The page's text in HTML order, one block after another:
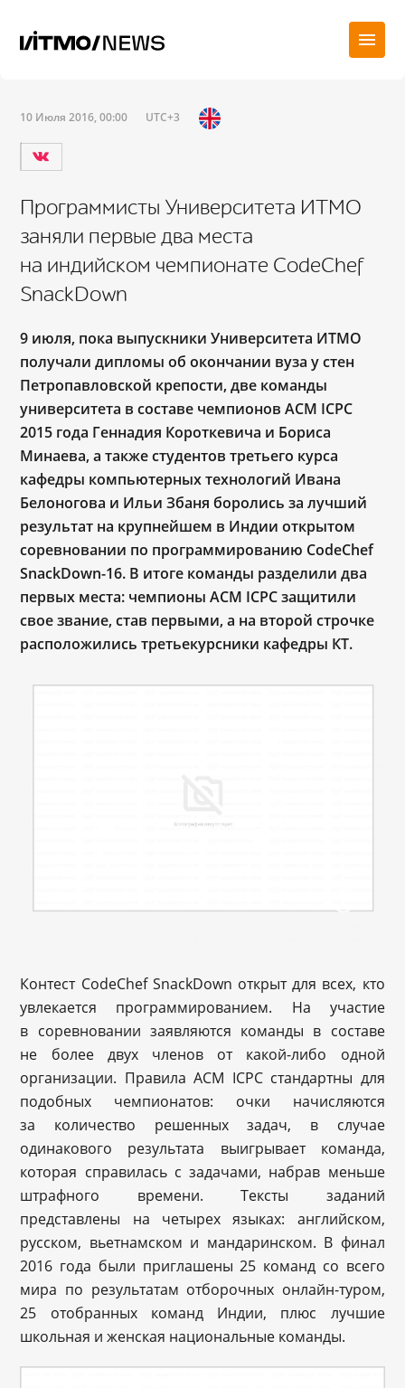
10 Июля 2016, 00:00 UTC+3
Программисты Университета ИТМО
заняли первые два места
на индийском чемпионате CodeChef
SnackDown
9 июля, пока выпускники Университета ИТМО
получали дипломы об окончании вуза у стен
Петропавловской крепости, две команды
университета в составе чемпионов ACM ICPC
2015 года Геннадия Короткевича и Бориса
Минаева, а также студентов третьего курса
кафедры компьютерных технологий Ивана
Белоногова и Ильи Збаня боролись за лучший
результат на крупнейшем в Индии открытом
соревновании по программированию CodeChef
SnackDown-16. В итоге команды разделили два
первых места: чемпионы ACM ICPC защитили
свое звание, став первыми, а на второй строчке
расположились третьекурсники кафедры КТ.
Контест CodeChef SnackDown открыт для всех, кто
увлекается программированием. На участие
в соревновании заявляются команды в составе
не более двух членов от какой-либо одной
организации. Правила ACM ICPC стандартны для
подобных чемпионатов: очки начисляются
за количество решенных задач, в случае
одинакового результата выигрывает команда,
которая справилась с задачами, набрав меньше
штрафного времени. Тексты заданий
представлены на четырех языках: английском,
русском, вьетнамском и мандаринском. В финал
2016 года были приглашены 25 команд со всего
мира по результатам отборочных онлайн-туром,
25 отобранных команд Индии, плюс лучшие
школьная и женская национальные команды.